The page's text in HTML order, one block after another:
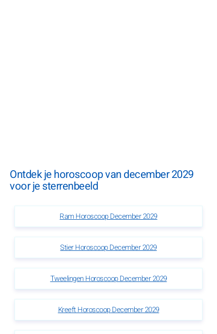
Ontdek je horoscoop van december 2029
voor je sterrenbeeld
Ram Horoscoop December 2029
Stier Horoscoop December 2029
Tweelingen Horoscoop December 2029
Kreeft Horoscoop December 2029